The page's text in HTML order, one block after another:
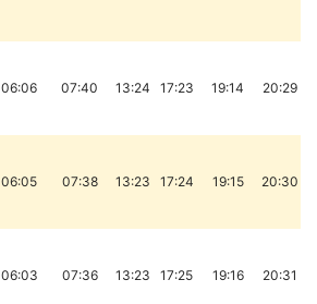
06:06 07:40 13:24 17:23 19:14 20:29
06:05 07:38 13:23 17:24 19:15 20:30
06:03 07:36 13:23 17:25 19:16 20:31